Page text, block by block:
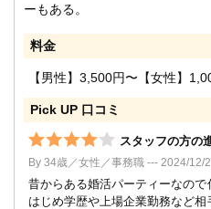
ーもある。
料金
【男性】3,500円〜【女性】
Pick UP 口コミ
スタッフの方の
By 34歳／女性／事務職 --- 2024/12/
昔からある婚活パーティーなの
はじめ学歴や上場企業勤務など